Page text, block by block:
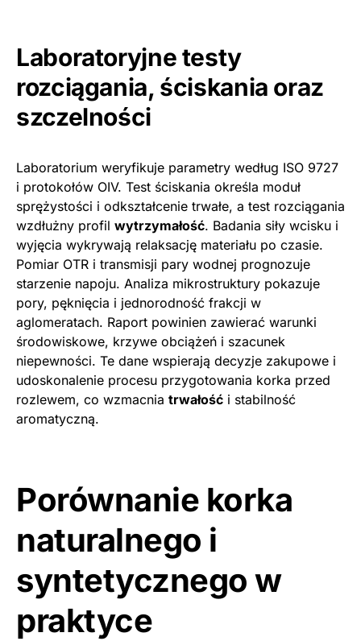
Laboratoryjne testy
rozciągania, ściskania oraz
szczelności
Laboratorium weryfikuje parametry według ISO 9727
i protokołów OIV. Test ściskania określa moduł
sprężystości i odkształcenie trwałe, a test rozciągania
wzdłużny profil wytrzymałość. Badania siły wcisku i
wyjęcia wykrywają relaksację materiału po czasie.
Pomiar OTR i transmisji pary wodnej prognozuje
starzenie napoju. Analiza mikrostruktury pokazuje
pory, pęknięcia i jednorodność frakcji w
aglomeratach. Raport powinien zawierać warunki
środowiskowe, krzywe obciążeń i szacunek
niepewności. Te dane wspierają decyzje zakupowe i
udoskonalenie procesu przygotowania korka przed
rozlewem, co wzmacnia trwałość i stabilność
aromatyczną.
Porównanie korka
naturalnego i
syntetycznego w
praktyce